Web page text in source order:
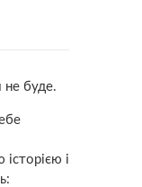
не буде.
і